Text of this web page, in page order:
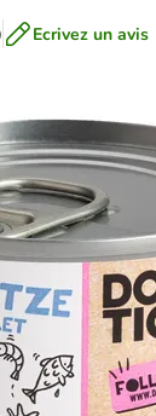
Ecrivez un avis